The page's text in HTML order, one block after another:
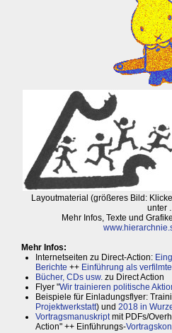
Layoutmaterial (größeres Bild:
unter
Mehr Infos, Texte und
Mehr Infos:
Internetseiten zu Direct-Action:
Berichte ++ Einführung als
Bücher, CDs usw. zu Direct Action
Flyer "Wir trainieren politische
Beispiele für Einladungsflyer:
Projektwerkstatt) und 2018 in
Vortragsmanuskriptmit PDFs/
Action" ++ Einführungs-